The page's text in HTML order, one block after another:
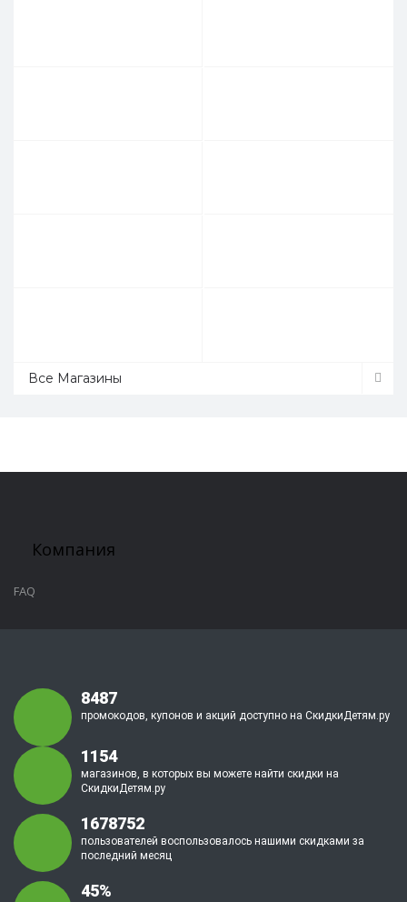
Все Магазины
Компания
FAQ
8487
промокодов, купонов и акций доступно на СкидкиДетям.ру
1154
магазинов, в которых вы можете найти скидки на
СкидкиДетям.ру
1678752
пользователей воспользовалось нашими скидками за
последний месяц
45%